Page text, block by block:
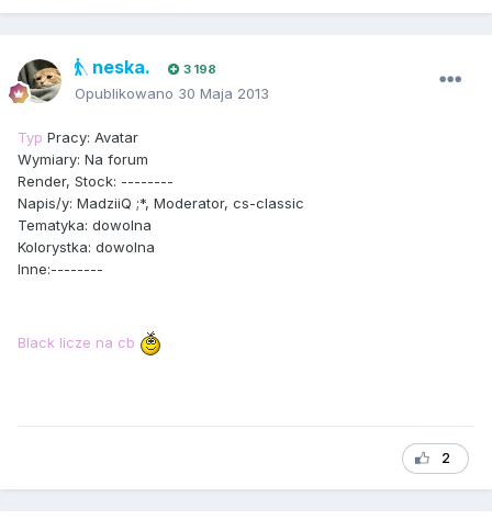
neska. 3 198
Opublikowano 30 Maja 2013
Typ Pracy: Avatar
Wymiary: Na forum
Render, Stock: --------
Napis/y: MadziiQ ;*, Moderator, cs-classic
Tematyka: dowolna
Kolorystka: dowolna
Inne:--------
Black licze na cb
2